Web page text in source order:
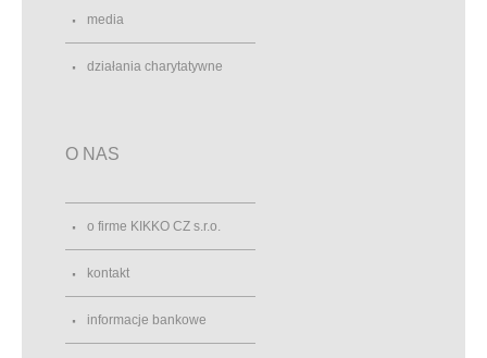
media
działania charytatywne
O NAS
o firme KIKKO CZ s.r.o.
kontakt
informacje bankowe